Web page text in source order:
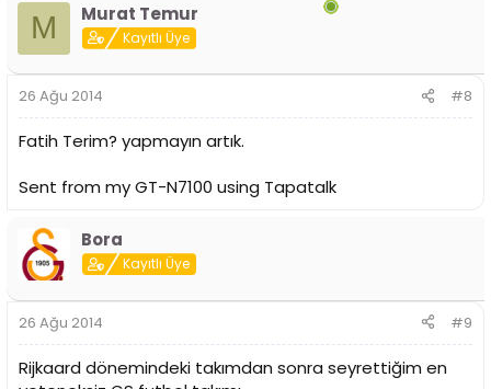
M Murat Temur
Kayıtlı Üye
26 Ağu 2014 #8
Fatih Terim? yapmayın artık.
Sent from my GT-N7100 using Tapatalk
Bora
Kayıtlı Üye
26 Ağu 2014 #9
Rijkaard dönemindeki takımdan sonra seyrettiğim en